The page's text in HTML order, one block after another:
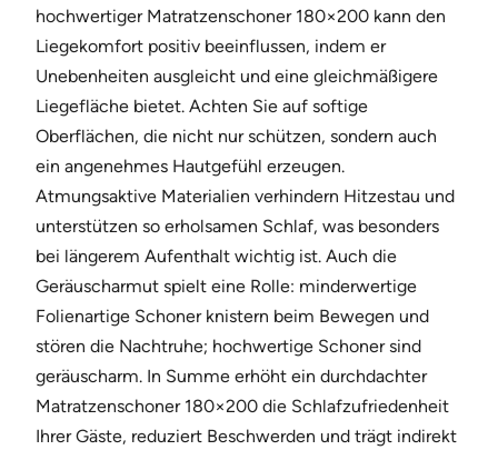
hochwertiger Matratzenschoner 180×200 kann den
Liegekomfort positiv beeinflussen, indem er
Unebenheiten ausgleicht und eine gleichmäßigere
Liegefläche bietet. Achten Sie auf softige
Oberflächen, die nicht nur schützen, sondern auch
ein angenehmes Hautgefühl erzeugen.
Atmungsaktive Materialien verhindern Hitzestau und
unterstützen so erholsamen Schlaf, was besonders
bei längerem Aufenthalt wichtig ist. Auch die
Geräuscharmut spielt eine Rolle: minderwertige
Folienartige Schoner knistern beim Bewegen und
stören die Nachtruhe; hochwertige Schoner sind
geräuscharm. In Summe erhöht ein durchdachter
Matratzenschoner 180×200 die Schlafzufriedenheit
Ihrer Gäste, reduziert Beschwerden und trägt indirekt